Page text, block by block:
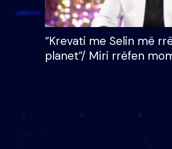
“Krevati me Selin më
planet”/ Miri rrëfen
mungojë zilja e